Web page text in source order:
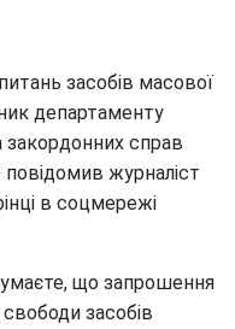
засобів масової
департаменту
закордонних справ
журналіст
в соцмережі
що запрошення
засобів